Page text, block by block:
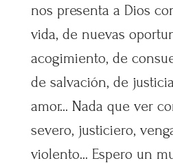
nos presenta a Dios
vida, de nuevas
acogimiento, de
de salvación, de
amor… Nada que ver
severo, justiciero,
violento… Espero un